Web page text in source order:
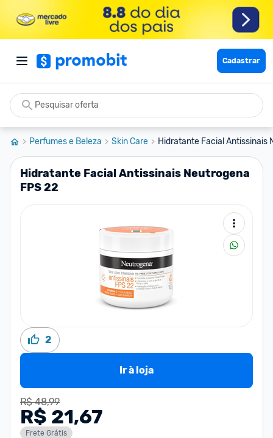
Cadastrar
Perfumes e Beleza Skin Care Hidratante Facial Antissinais
Hidratante Facial Antissinais Neutrogena
FPS 22
2
Ir à loja
R$ 48,99
R$ 21,67
Frete Grátis